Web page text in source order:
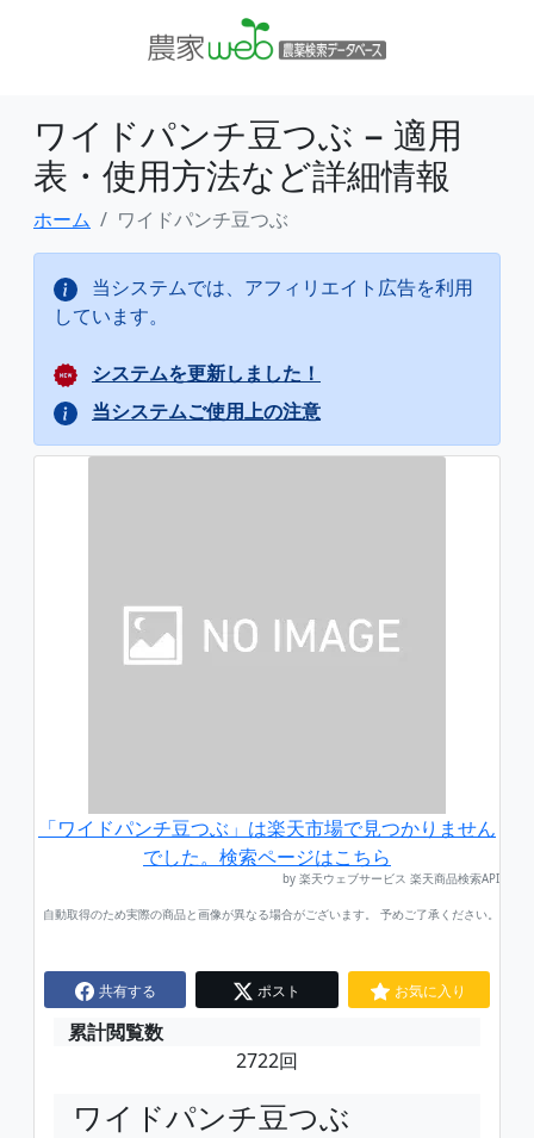
ワイドパンチ豆つぶ − 適用
表・使用方法など詳細情報
ホーム ワイドパンチ豆つぶ
当システムでは、アフィリエイト広告を利用
しています。
システムを更新しました！
当システムご使用上の注意
「ワイドパンチ豆つぶ」は楽天市場で見つかりません
でした。検索ページはこちら
by 楽天ウェブサービス 楽天商品検索API
自動取得のため実際の商品と画像が異なる場合がございます。 予めご了承ください。
共有する ポスト お気に入り
累計閲覧数
2722回
ワイドパンチ豆つぶ